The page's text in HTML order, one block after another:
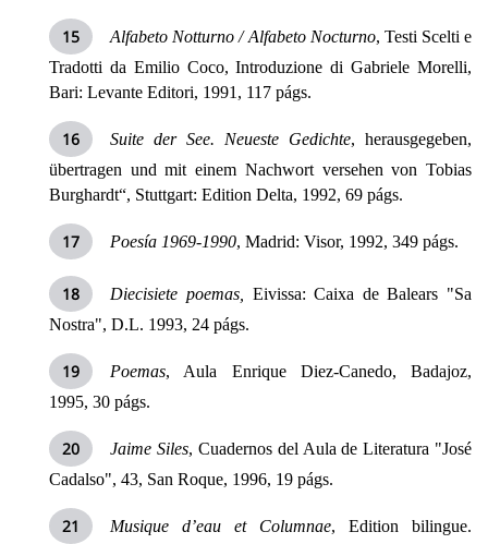
Alfabeto Notturno / Alfabeto Nocturno, Testi Scelti e
Tradotti da Emilio Coco, Introduzione di Gabriele Morel­li,
Bari: Levante Editori, 1991, 117 págs.
Suite der See. Neueste Gedichte, herausgegeben,
übertragen und mit einem Nachwort versehen von Tobias
Burghardt“, Stuttgart: Edition Delta, 1992, 69 págs.
Poesía 1969-1990, Madrid: Visor, 1992, 349 págs.
Diecisiete poemas, Eivissa: Caixa de Balears "Sa
Nostra", D.L. 1993, 24 págs.
Poemas, Aula Enrique Diez-Canedo, Badajoz,
1995, 30 págs.
Jaime Siles, Cuadernos del Aula de Literatura "José
Cadalso", 43, San Roque, 1996, 19 págs.
Musique d’eau et Columnae, Edition bilingue.